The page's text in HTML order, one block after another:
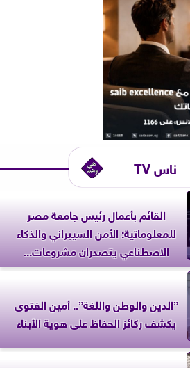
ناس TV
القائم بأعمال رئيس جامعة مصر
للمعلوماتية: الأمن السيبراني والذكاء
الاصطناعي يتصدران مشروعات...
”الدين والوطن واللغة”.. أمين الفتوى
يكشف ركائز الحفاظ على هوية الأبناء